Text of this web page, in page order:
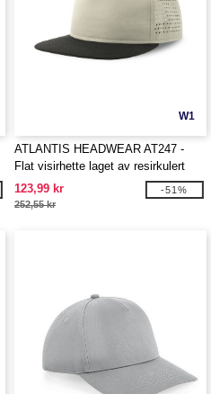
W1
ATLANTIS HEADWEAR AT247 -
Flat visirhette laget av resirkulert
polyester
123,99 kr
252,55 kr
-51%